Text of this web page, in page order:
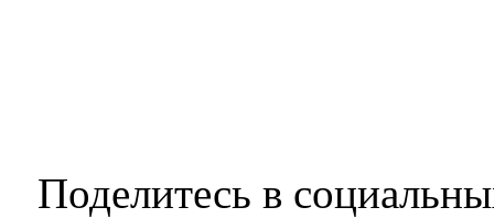
Поделитесь в